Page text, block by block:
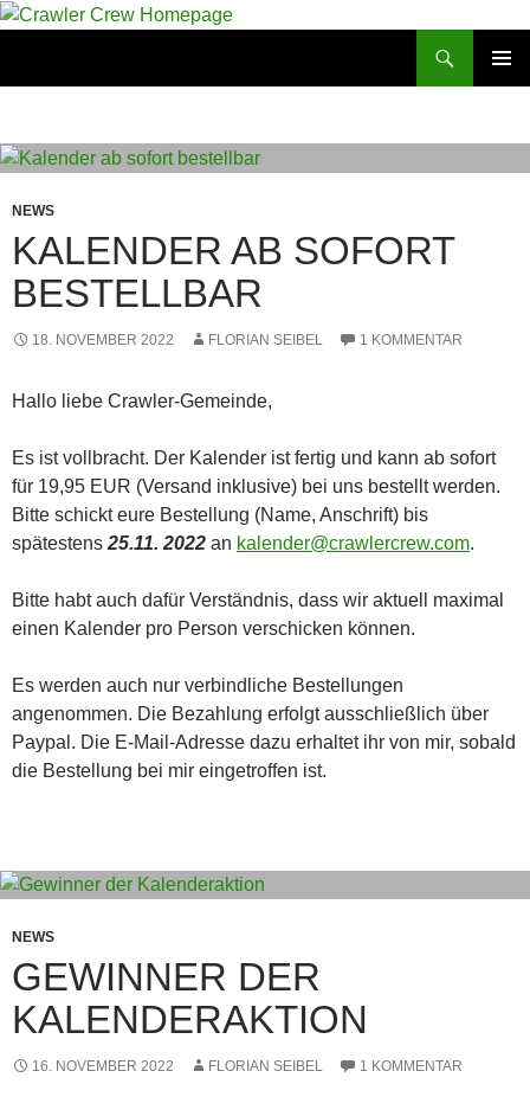
Zum
NEWS
KALENDER AB SOFORT
BESTELLBAR
18. NOVEMBER 2022 FLORIAN SEIBEL 1 KOMMENTAR
Hallo liebe Crawler-Gemeinde,
Es ist vollbracht. Der Kalender ist fertig und kann ab sofort
für 19,95 EUR (Versand inklusive) bei uns bestellt werden.
Bitte schickt eure Bestellung (Name, Anschrift) bis
spätestens 25.11. 2022 an kalender@crawlercrew.com.
Bitte habt auch dafür Verständnis, dass wir aktuell maximal
einen Kalender pro Person verschicken können.
Es werden auch nur verbindliche Bestellungen
angenommen. Die Bezahlung erfolgt ausschließlich über
Paypal. Die E-Mail-Adresse dazu erhaltet ihr von mir, sobald
die Bestellung bei mir eingetroffen ist.
NEWS
GEWINNER DER
KALENDERAKTION
16. NOVEMBER 2022 FLORIAN SEIBEL 1 KOMMENTAR